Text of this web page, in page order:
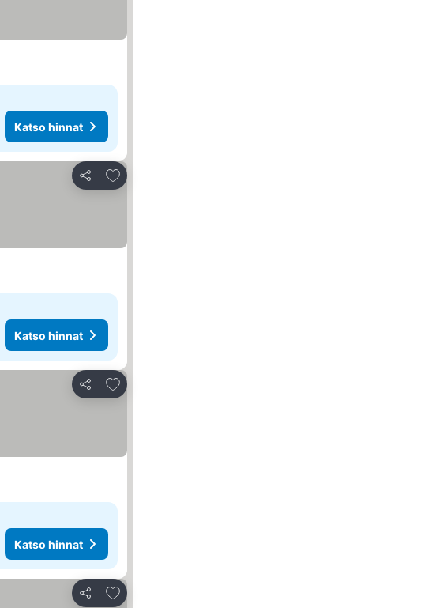
Katso hinnat
Jaa
Lisää suosikkeihin
Katso hinnat
Jaa
Lisää suosikkeihin
Katso hinnat
Jaa
Lisää suosikkeihin